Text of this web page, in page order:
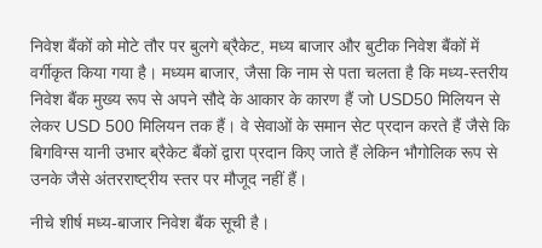
निवेश बैंकों को मोटे तौर पर बुलगे ब्रैकेट, मध्य बाजार और बुटीक निवेश बैंकों में
वर्गीकृत किया गया है। मध्यम बाजार, जैसा कि नाम से पता चलता है कि मध्य-स्तरीय
निवेश बैंक मुख्य रूप से अपने सौदे के आकार के कारण हैं जो USD50 मिलियन से
लेकर USD 500 मिलियन तक हैं। वे सेवाओं के समान सेट प्रदान करते हैं जैसे कि
बिगविग्स यानी उभार ब्रैकेट बैंकों द्वारा प्रदान किए जाते हैं लेकिन भौगोलिक रूप से
उनके जैसे अंतरराष्ट्रीय स्तर पर मौजूद नहीं हैं।
नीचे शीर्ष मध्य-बाजार निवेश बैंक सूची है।